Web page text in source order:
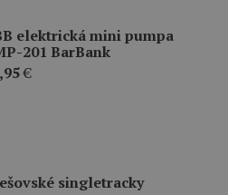
elektrická mini pumpa
201 BarBank
€
singletracky